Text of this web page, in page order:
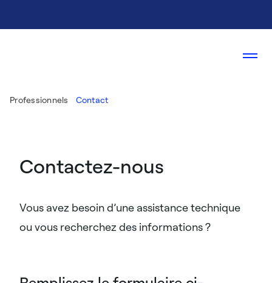
Professionnels Contact
Contactez-nous
Vous avez besoin d’une assistance technique
ou vous recherchez des informations ?